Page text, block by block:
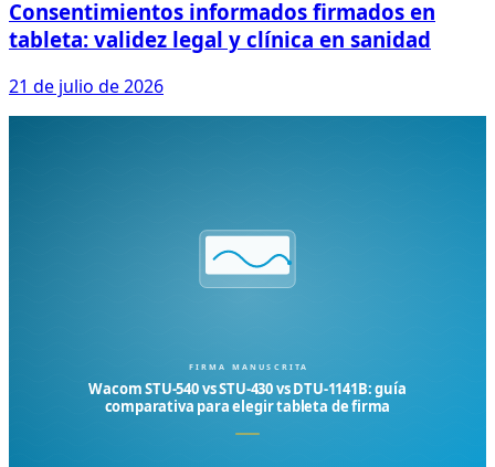
Consentimientos informados firmados en
tableta: validez legal y clínica en sanidad
21 de julio de 2026